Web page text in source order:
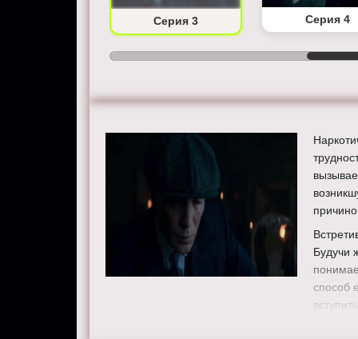
Серия 3 Серия 4
Будучи
способ